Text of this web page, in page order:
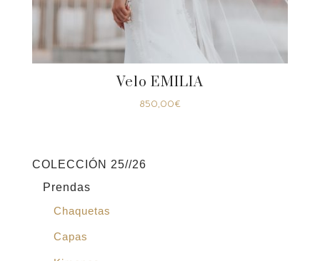
Velo EMILIA
850,00€
COLECCIÓN 25//26
Prendas
Chaquetas
Capas